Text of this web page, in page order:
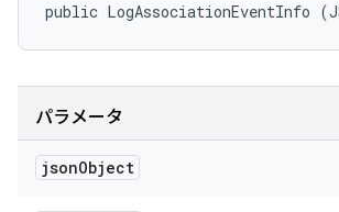
public LogAssociationEventInfo
パラメータ
jsonObject